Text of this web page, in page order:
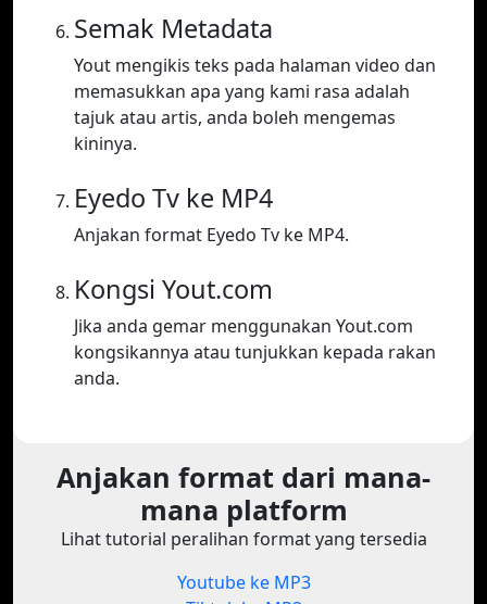
Semak Metadata
Yout mengikis teks pada halaman video dan
memasukkan apa yang kami rasa adalah
tajuk atau artis, anda boleh mengemas
kininya.
Eyedo Tv ke MP4
Anjakan format Eyedo Tv ke MP4.
Kongsi Yout.com
Jika anda gemar menggunakan Yout.com
kongsikannya atau tunjukkan kepada rakan
anda.
Anjakan format dari mana-
mana platform
Lihat tutorial peralihan format yang tersedia
Youtube ke MP3